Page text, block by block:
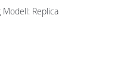
Replica